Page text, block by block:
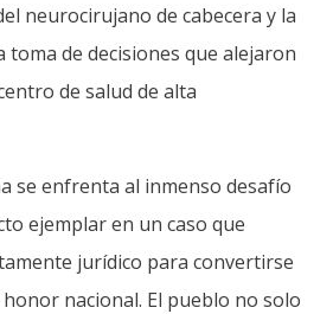
neurocirujano de cabecera y la
toma de decisiones que alejaron
de salud de alta
se enfrenta al inmenso desafío
ejemplar en un caso que
jurídico para convertirse
nacional. El pueblo no solo